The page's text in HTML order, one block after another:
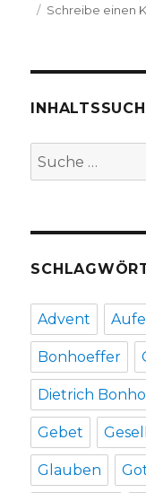
Schreibe einen
Suche
nach:
Advent
Bonhoeffer
Dietrich
Gebet
Glauben